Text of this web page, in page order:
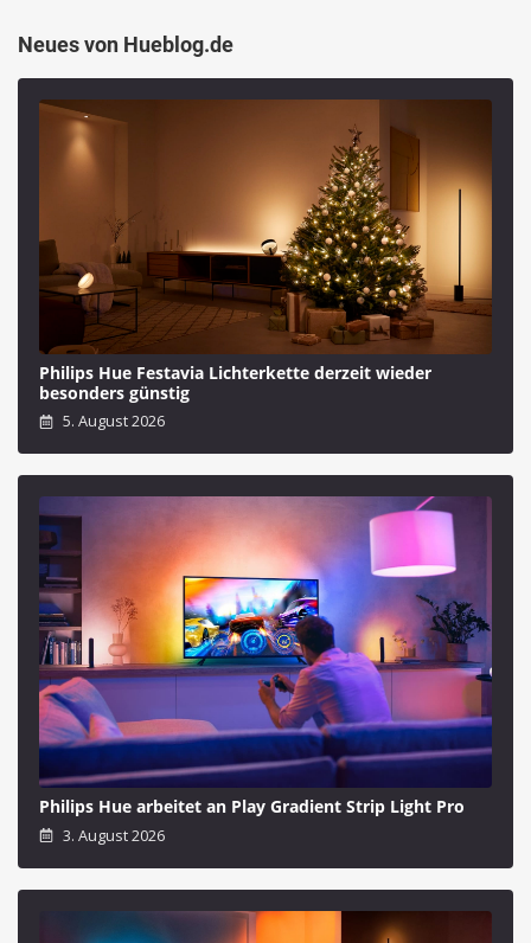
Neues von Hueblog.de
Philips Hue Festavia Lichterkette derzeit wieder
besonders günstig
5. August 2026
Philips Hue arbeitet an Play Gradient Strip Light Pro
3. August 2026